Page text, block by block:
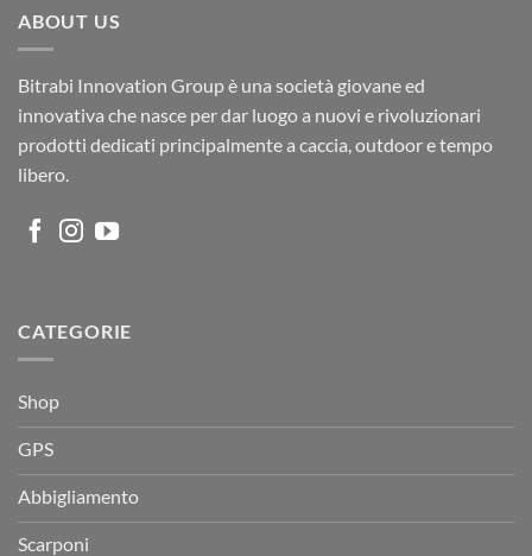
ABOUT US
Bitrabi Innovation Group è una società giovane ed
innovativa che nasce per dar luogo a nuovi e rivoluzionari
prodotti dedicati principalmente a caccia, outdoor e tempo
libero.
CATEGORIE
Shop
GPS
Abbigliamento
Scarponi